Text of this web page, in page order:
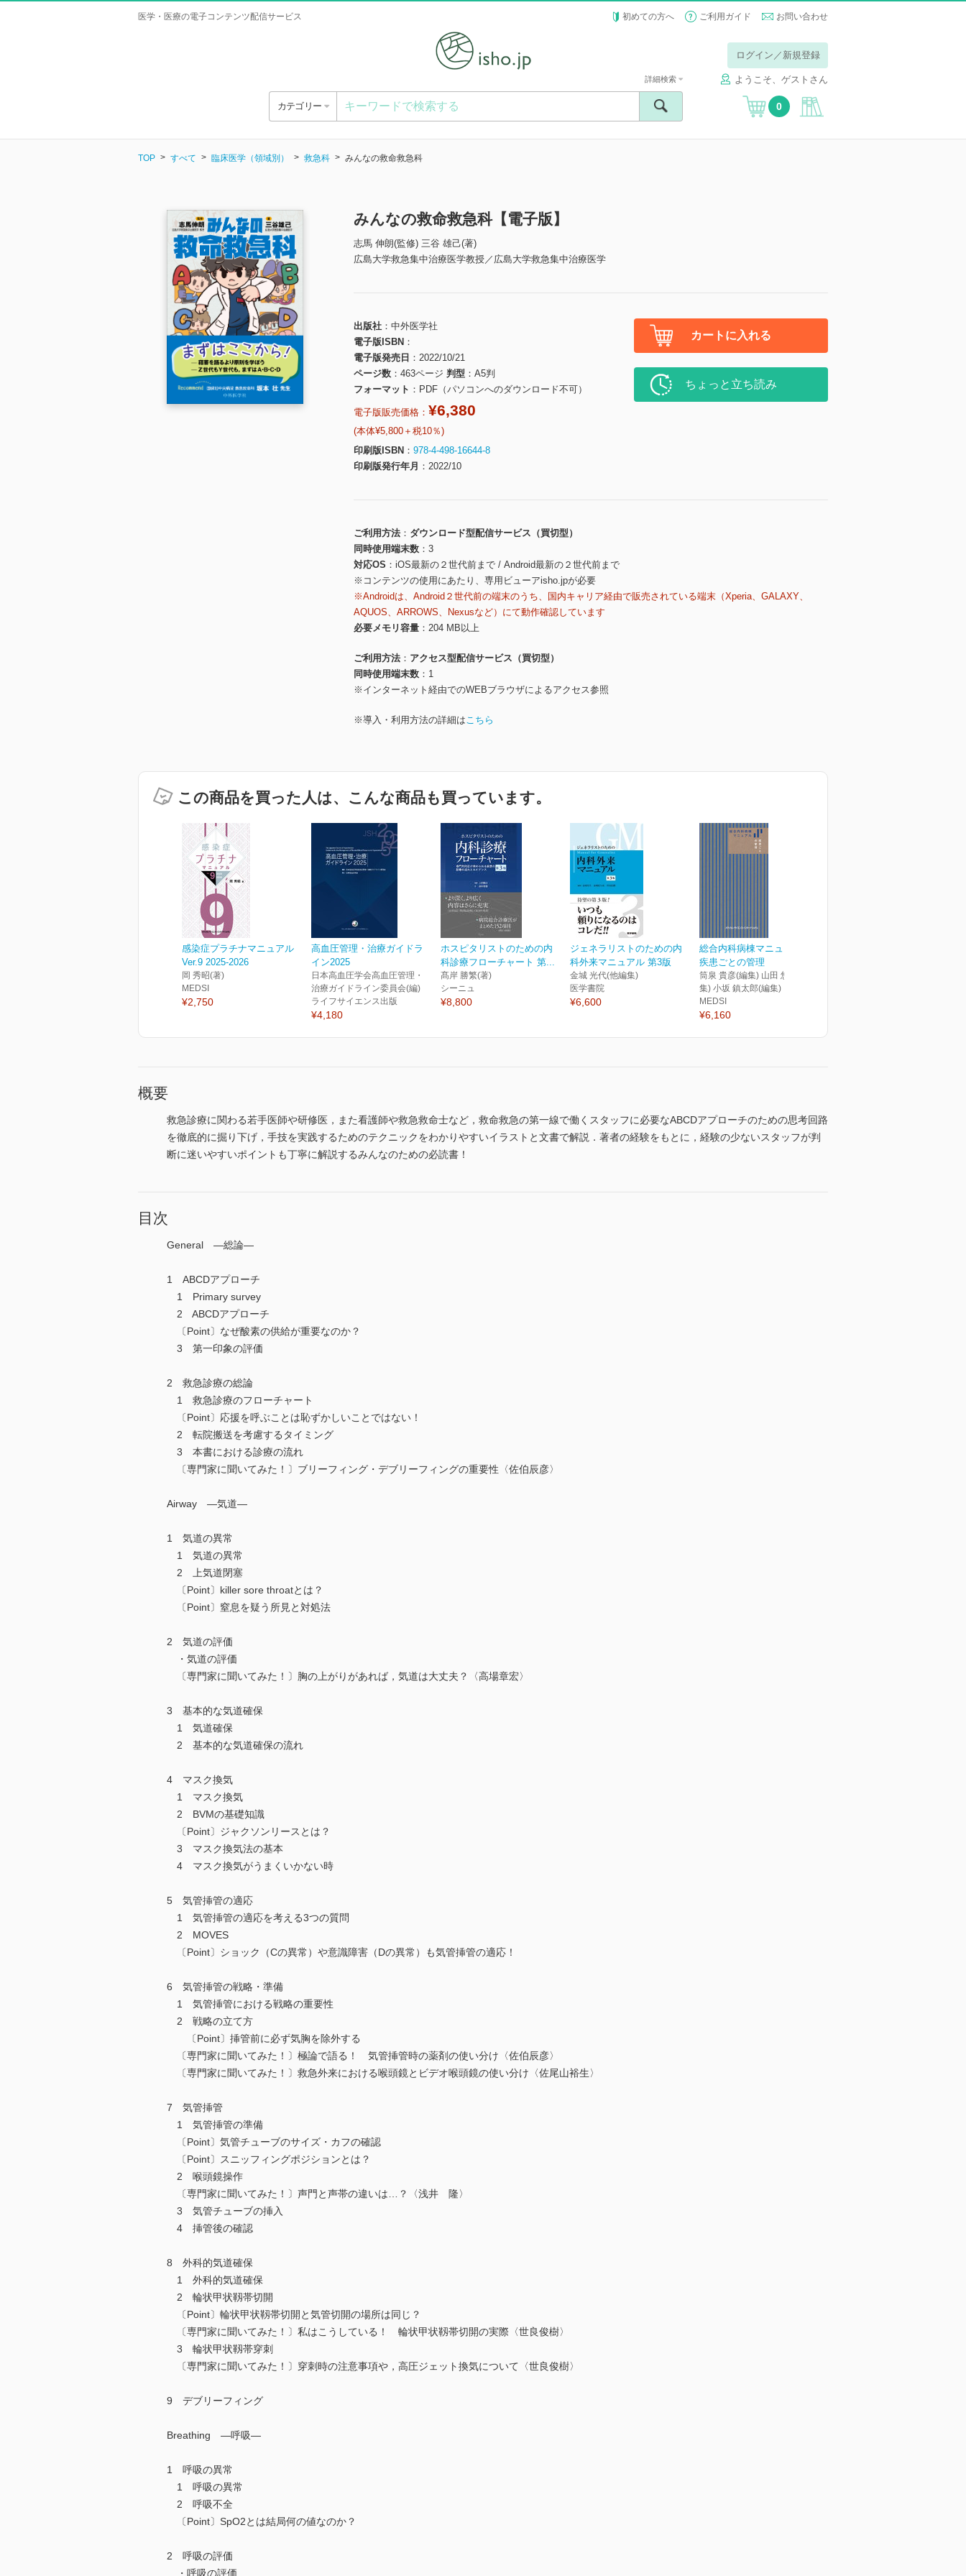
医学・医療の電子コンテンツ配信サービス 初めての方へ ご利用ガイド お問い合わせ
ログイン／新規登録
ようこそ、ゲストさん
カテゴリー
詳細検索
0
TOP すべて 臨床医学（領域別） 救急科 みんなの救命救急科
みんなの救命救急科【電子版】
志馬 伸朗(監修) 三谷 雄己(著)
広島大学救急集中治療医学教授／広島大学救急集中治療医学
出版社
中外医学社
電子版ISBN
電子版発売日
2022/10/21
ページ数
463ページ 判型
A5判
フォーマット
PDF（パソコンへのダウンロード不可）
電子版販売価格： ¥6,380
(本体¥5,800＋税10％)
印刷版ISBN
978-4-498-16644-8
印刷版発行年月
2022/10
カートに入れる
ちょっと立ち読み
ご利用方法
ダウンロード型配信サービス（買切型）
同時使用端末数
3
対応OS
iOS最新の２世代前まで / Android最新の２世代前まで
※コンテンツの使用にあたり、専用ビューアisho.jpが必要
※Androidは、Android２世代前の端末のうち、国内キャリア経由で販売されている端末（Xperia、GALAXY、
AQUOS、ARROWS、Nexusなど）にて動作確認しています
必要メモリ容量
204 MB以上
ご利用方法
アクセス型配信サービス（買切型）
同時使用端末数
1
※インターネット経由でのWEBブラウザによるアクセス参照
※導入・利用方法の詳細はこちら
この商品を買った人は、こんな商品も買っています。
感染症プラチナマニュアル
Ver.9 2025-2026
岡 秀昭(著)
MEDSI
¥2,750
高血圧管理・治療ガイドラ
イン2025
日本高血圧学会高血圧管理・
治療ガイドライン委員会(編)
ライフサイエンス出版
¥4,180
ホスピタリストのための内
科診療フローチャート 第...
髙岸 勝繁(著)
シーニュ
¥8,800
ジェネラリストのための内
科外来マニュアル 第3版
金城 光代(他編集)
医学書院
¥6,600
総合内科病棟マニュアル
疾患ごとの管理
筒泉 貴彦(編集) 山田 悠史(編
集) 小坂 鎮太郎(編集)
MEDSI
¥6,160
概要
救急診療に関わる若手医師や研修医，また看護師や救急救命士など，救命救急の第一線で働くスタッフに必要なABCDアプローチのための思考回路
を徹底的に掘り下げ，手技を実践するためのテクニックをわかりやすいイラストと文書で解説．著者の経験をもとに，経験の少ないスタッフが判
断に迷いやすいポイントも丁寧に解説するみんなのための必読書！
目次
General ―総論―
1 ABCDアプローチ
1 Primary survey
2 ABCDアプローチ
〔Point〕なぜ酸素の供給が重要なのか？
3 第一印象の評価
2 救急診療の総論
1 救急診療のフローチャート
〔Point〕応援を呼ぶことは恥ずかしいことではない！
2 転院搬送を考慮するタイミング
3 本書における診療の流れ
〔専門家に聞いてみた！〕ブリーフィング・デブリーフィングの重要性〈佐伯辰彦〉
Airway ―気道―
1 気道の異常
1 気道の異常
2 上気道閉塞
〔Point〕killer sore throatとは？
〔Point〕窒息を疑う所見と対処法
2 気道の評価
・気道の評価
〔専門家に聞いてみた！〕胸の上がりがあれば，気道は大丈夫？〈高場章宏〉
3 基本的な気道確保
1 気道確保
2 基本的な気道確保の流れ
4 マスク換気
1 マスク換気
2 BVMの基礎知識
〔Point〕ジャクソンリースとは？
3 マスク換気法の基本
4 マスク換気がうまくいかない時
5 気管挿管の適応
1 気管挿管の適応を考える3つの質問
2 MOVES
〔Point〕ショック（Cの異常）や意識障害（Dの異常）も気管挿管の適応！
6 気管挿管の戦略・準備
1 気管挿管における戦略の重要性
2 戦略の立て方
〔Point〕挿管前に必ず気胸を除外する
〔専門家に聞いてみた！〕極論で語る！ 気管挿管時の薬剤の使い分け〈佐伯辰彦〉
〔専門家に聞いてみた！〕救急外来における喉頭鏡とビデオ喉頭鏡の使い分け〈佐尾山裕生〉
7 気管挿管
1 気管挿管の準備
〔Point〕気管チューブのサイズ・カフの確認
〔Point〕スニッフィングポジションとは？
2 喉頭鏡操作
〔専門家に聞いてみた！〕声門と声帯の違いは…？〈浅井 隆〉
3 気管チューブの挿入
4 挿管後の確認
8 外科的気道確保
1 外科的気道確保
2 輪状甲状靱帯切開
〔Point〕輪状甲状靱帯切開と気管切開の場所は同じ？
〔専門家に聞いてみた！〕私はこうしている！ 輪状甲状靱帯切開の実際〈世良俊樹〉
3 輪状甲状靱帯穿刺
〔専門家に聞いてみた！〕穿刺時の注意事項や，高圧ジェット換気について〈世良俊樹〉
9 デブリーフィング
Breathing ―呼吸―
1 呼吸の異常
1 呼吸の異常
2 呼吸不全
〔Point〕SpO2とは結局何の値なのか？
2 呼吸の評価
・呼吸の評価